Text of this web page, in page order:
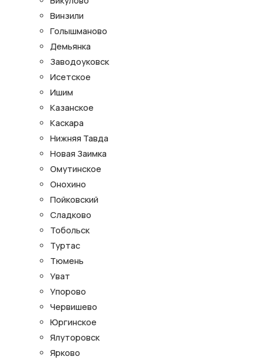
Винзили
Голышманово
Демьянка
Заводоуковск
Исетское
Ишим
Казанское
Каскара
Нижняя Тавда
Новая Заимка
Омутинское
Онохино
Пойковский
Сладково
Тобольск
Туртас
Тюмень
Уват
Упорово
Червишево
Юргинское
Ялуторовск
Ярково